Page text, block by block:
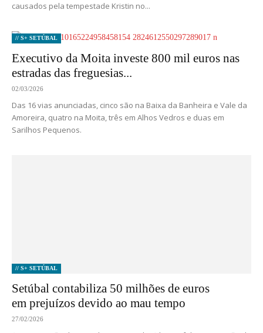
causados pela tempestade Kristin no...
// S+ SETÚBAL
Executivo da Moita investe 800 mil euros nas
estradas das freguesias...
02/03/2026
Das 16 vias anunciadas, cinco são na Baixa da Banheira e Vale da
Amoreira, quatro na Moita, três em Alhos Vedros e duas em
Sarilhos Pequenos.
// S+ SETÚBAL
Setúbal contabiliza 50 milhões de euros
em prejuízos devido ao mau tempo
27/02/2026